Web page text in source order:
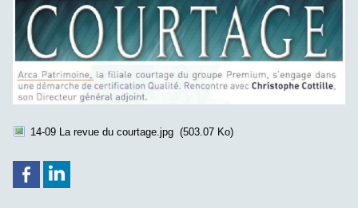
14-09 La revue du courtage.jpg (503.07 Ko)